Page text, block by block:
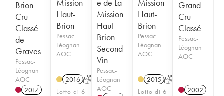
Brion
Cru
Classé
de
Graves
Pessac-
Léognan
AOC
2017
Mission
Haut-
Brion
Pessac-
Léognan
AOC
2016 T
Lotto di 6
e de La
Mission
Haut-
Brion
Second
Vin
Pessac-
Léognan
AOC
Mission
Haut-
Brion
Pessac-
Léognan
AOC
2015 T
Lotto di 6
Grand
Cru
Classé
Pessac-
Léognan
AOC
2002